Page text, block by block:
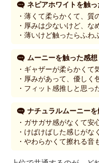
ネピアホワイトを触っ
・薄くて柔らかくて、質
・厚みは少ないけど、な
・薄いけど触ったらふわ
ムーニーを触った感想
・ギャザーが柔らかくて
・厚みがあって、優しく
・フィット感推しと思っ
ナチュラルムーニー
・ガサガサ感がなくて安
・けばけばした感じがな
・やわらかくて擦れる音